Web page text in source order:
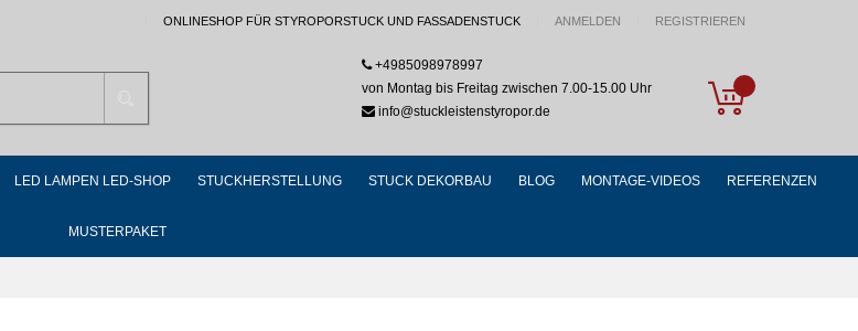
ONLINESHOP FÜR STYROPORSTUCK UND FASSADENSTUCK ANMELDEN REGISTRIEREN
My Cart
+4985098978997
von Montag bis Freitag zwischen 7.00-15.00 Uhr
info@stuckleistenstyropor.de
LED LAMPEN LED-SHOP STUCKHERSTELLUNG STUCK DEKORBAU BLOG MONTAGE-VIDEOS REFERENZEN
MUSTERPAKET